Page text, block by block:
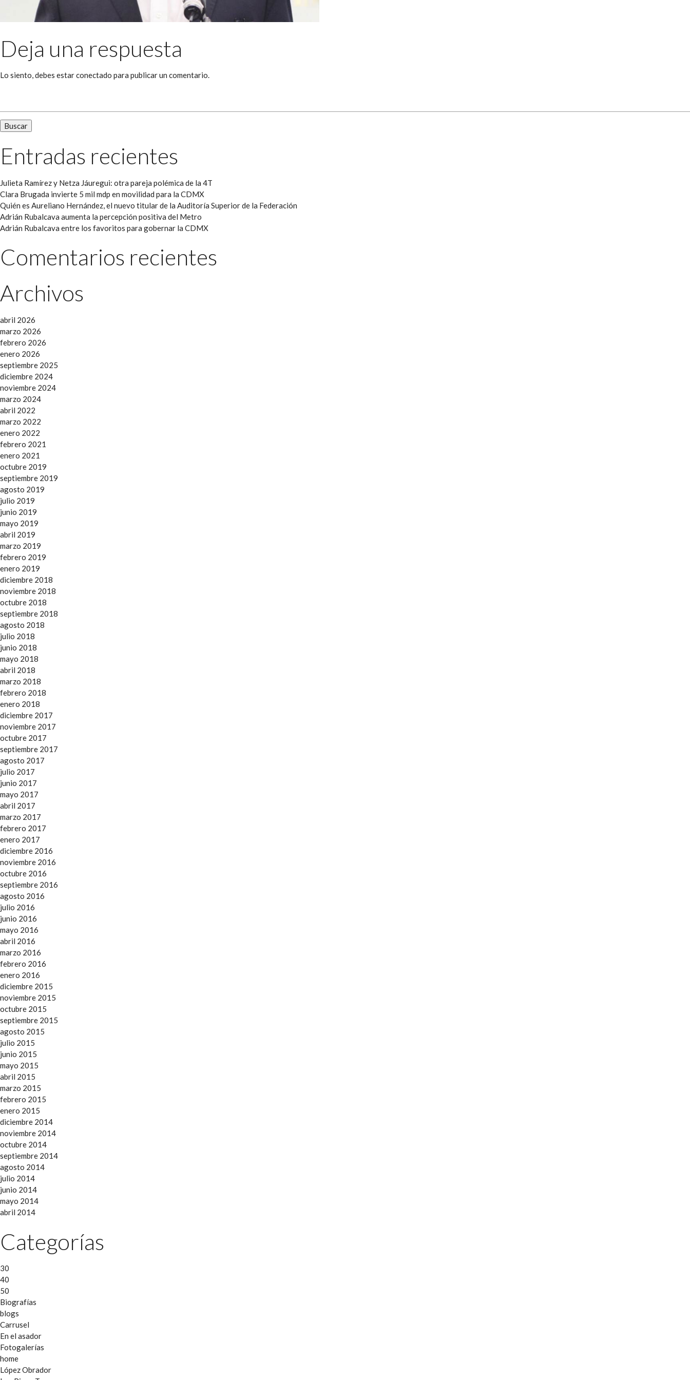
Deja una respuesta
Lo siento, debes estarconectado para publicar un comentario.
Entradas recientes
Julieta Ramírez y Netza Jáuregui: otra pareja polémica de la 4T
Clara Brugada invierte 5 mil mdp en movilidad para la CDMX
Quién es Aureliano Hernández, el nuevo titular de la Auditoría Superior de la Federación
Adrián Rubalcava aumenta la percepción positiva del Metro
Adrián Rubalcava entre los favoritos para gobernar la CDMX
Comentarios recientes
Archivos
abril 2026
marzo 2026
febrero 2026
enero 2026
septiembre 2025
diciembre 2024
noviembre 2024
marzo 2024
abril 2022
marzo 2022
enero 2022
febrero 2021
enero 2021
octubre 2019
septiembre 2019
agosto 2019
julio 2019
junio 2019
mayo 2019
abril 2019
marzo 2019
febrero 2019
enero 2019
diciembre 2018
noviembre 2018
octubre 2018
septiembre 2018
agosto 2018
julio 2018
junio 2018
mayo 2018
abril 2018
marzo 2018
febrero 2018
enero 2018
diciembre 2017
noviembre 2017
octubre 2017
septiembre 2017
agosto 2017
julio 2017
junio 2017
mayo 2017
abril 2017
marzo 2017
febrero 2017
enero 2017
diciembre 2016
noviembre 2016
octubre 2016
septiembre 2016
agosto 2016
julio 2016
junio 2016
mayo 2016
abril 2016
marzo 2016
febrero 2016
enero 2016
diciembre 2015
noviembre 2015
octubre 2015
septiembre 2015
agosto 2015
julio 2015
junio 2015
mayo 2015
abril 2015
marzo 2015
febrero 2015
enero 2015
diciembre 2014
noviembre 2014
octubre 2014
septiembre 2014
agosto 2014
julio 2014
junio 2014
mayo 2014
abril 2014
Categorías
30
40
50
Biografías
blogs
Carrusel
En el asador
Fotogalerías
home
López Obrador